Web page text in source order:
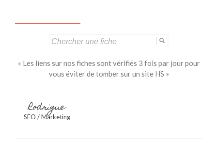
« Les liens sur nos fiches sont vérifiés 3 fois par jour pour
vous éviter de tomber sur un site HS »
Rodrigue
SEO / Marketing